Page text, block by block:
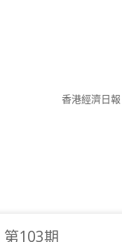
香港經濟日報
103期